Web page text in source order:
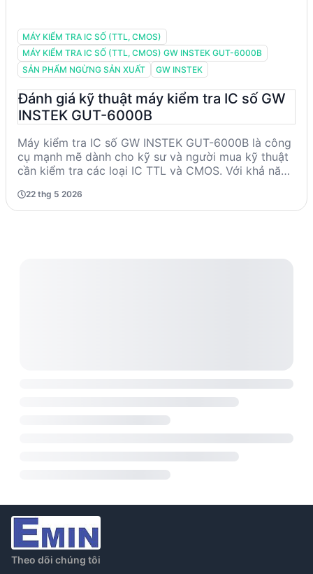
MÁY KIỂM TRA IC SỐ (TTL, CMOS)
MÁY KIỂM TRA IC SỐ (TTL, CMOS) GW INSTEK GUT-6000B
SẢN PHẨM NGỪNG SẢN XUẤT
GW INSTEK
Đánh giá kỹ thuật máy kiểm tra IC số GW
INSTEK GUT-6000B
Máy kiểm tra IC số GW INSTEK GUT-6000B là công
cụ mạnh mẽ dành cho kỹ sư và người mua kỹ thuật
cần kiểm tra các loại IC TTL và CMOS. Với khả năng
phẩm này mang lại hiệu suất cao trong môi trường
công nghiệp. Tuy nhiên, sản phẩm đã ngừng sản
22 thg 5 2026
Theo dõi chúng tôi